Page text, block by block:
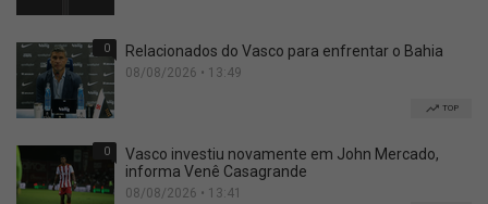
0 Relacionados do Vasco para enfrentar o Bahia
08/08/2026 • 13:49
TOP
0
Vasco investiu novamente em John Mercado,
informa Venê Casagrande
08/08/2026 • 13:41